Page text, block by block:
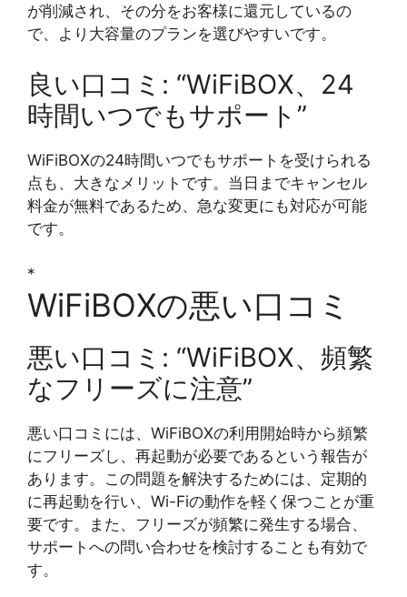
が削減され、その分をお客様に還元しているの
で、より大容量のプランを選びやすいです。
良い口コミ: “WiFiBOX、24
時間いつでもサポート”
WiFiBOXの24時間いつでもサポートを受けられる
点も、大きなメリットです。当日までキャンセル
料金が無料であるため、急な変更にも対応が可能
です。
*
WiFiBOXの悪い口コミ
悪い口コミ: “WiFiBOX、頻繁
なフリーズに注意”
悪い口コミには、WiFiBOXの利用開始時から頻繁
にフリーズし、再起動が必要であるという報告が
あります。この問題を解決するためには、定期的
に再起動を行い、Wi-Fiの動作を軽く保つことが重
要です。また、フリーズが頻繁に発生する場合、
サポートへの問い合わせを検討することも有効で
す。